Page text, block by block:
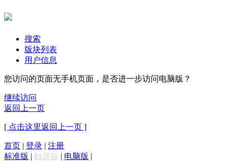
搜索
版块列表
用户信息
您访问的页面无手机页面，是否进一步访问电脑版？
继续访问
返回上一页
[ 点击这里返回上一页 ]
首页 | 登录 | 注册
标准版 | 触屏版 | 电脑版 |